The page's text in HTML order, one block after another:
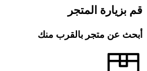
قم بزيارة المتجر
أبحث عن متجر بالقرب منك